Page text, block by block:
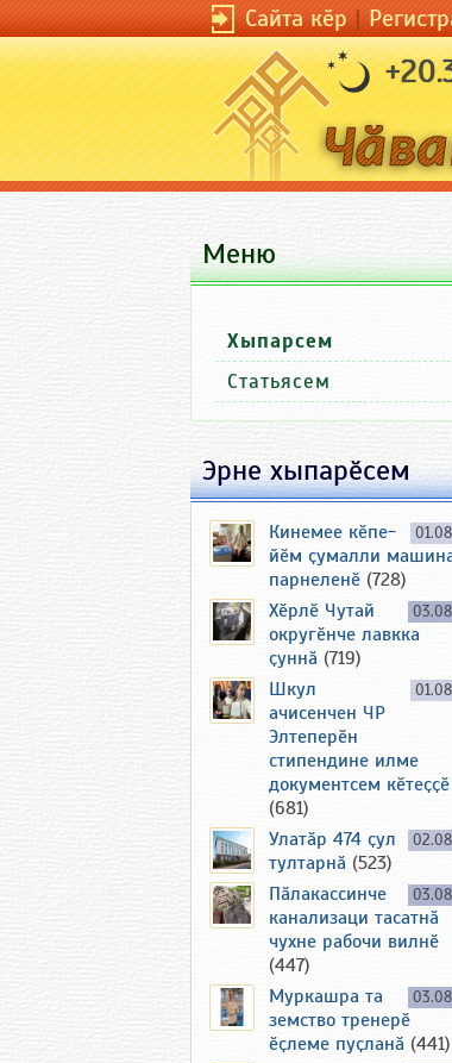
Сайта кӗр|
Меню
Хыпарсем
Статьясем
Эрне хыпарӗсем
01.08
Кинемее кӗпе-
йӗм ҫумалли
парнеленӗ (728)
03.08
Хӗрлӗ Чутай
округӗнче лавкка
ҫуннӑ (719)
01.08
Шкул
ачисенчен ЧР
Элтеперӗн
стипендине илме
документсем кӗтеҫҫӗ
(681)
02.08
Улатӑр 474 ҫул
тултарнӑ (523)
03.08
Пӑлакассинче
канализаци тасатнӑ
чухне рабочи вилнӗ
(447)
03.08
Муркашра та
земство тренерӗ
ӗҫлеме пуҫланӑ (441)